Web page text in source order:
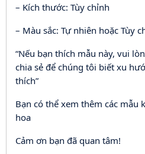
– Kích thước: Tùy chỉnh
– Màu sắc: Tự nhiên hoặc Tùy
“Nếu bạn thích mẫu này, vui
chia sẻ để chúng tôi biết xu
thích”
Bạn có thể xem thêm các mẫu
hoa
Cảm ơn bạn đã quan tâm!